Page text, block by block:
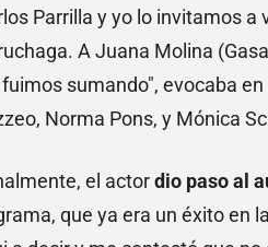
Parrilla y yo lo invitamos
A Juana Molina
sumando", evocaba
Norma Pons, y Mónica
el actordio paso al
que ya era un éxito en